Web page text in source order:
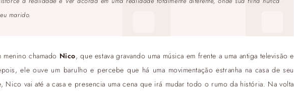
marido.
chamado Nico, que estava gravando uma música em frente a uma antiga televisão e
ele ouve um barulho e percebe que há uma movimentação estranha na casa de seu
Nico vai até a casa e presencia uma cena que irá mudar todo o rumo da história. Na volta